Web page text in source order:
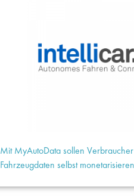
Mit MyAutoData sollen
Fahrzeugdaten selbst